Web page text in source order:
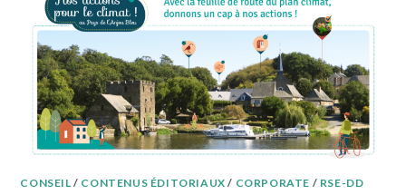
CONSEIL / CONTENUS ÉDITORIAUX / CORPORATE / RSE-DD